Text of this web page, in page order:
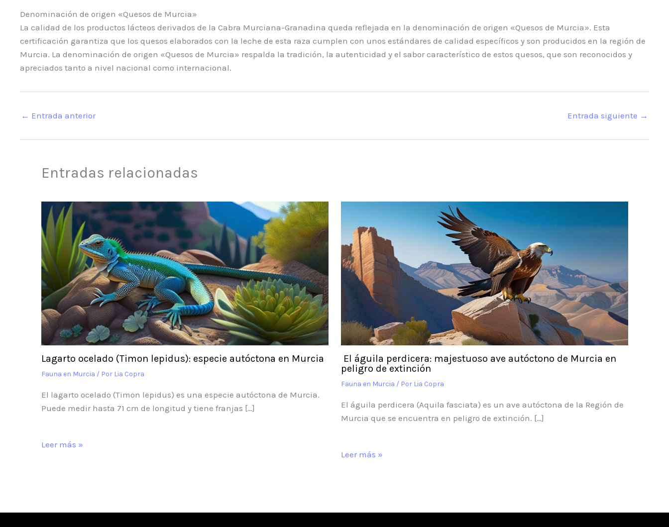
Denominación de origen «Quesos de Murcia»
La calidad de los productos lácteos derivados de la Cabra Murciana-Granadina queda reflejada en la denominación de origen «Quesos de Murcia». Esta
certificación garantiza que los quesos elaborados con la leche de esta raza cumplen con unos estándares de calidad específicos y son producidos en la región de
Murcia. La denominación de origen «Quesos de Murcia» respalda la tradición, la autenticidad y el sabor característico de estos quesos, que son reconocidos y
apreciados tanto a nivel nacional como internacional.
← Entrada anterior Entrada siguiente →
Entradas relacionadas
Lagarto ocelado (Timon lepidus): especie autóctona en Murcia
Fauna en Murcia / Por Lia Copra
El lagarto ocelado (Timon lepidus) es una especie autóctona de Murcia.
Puede medir hasta 71 cm de longitud y tiene franjas […]
Leer más »
El águila perdicera: majestuoso ave autóctono de Murcia en
peligro de extinción
Fauna en Murcia / Por Lia Copra
El águila perdicera (Aquila fasciata) es un ave autóctona de la Región de
Murcia que se encuentra en peligro de extinción. […]
Leer más »